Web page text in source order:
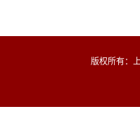
版权所有：